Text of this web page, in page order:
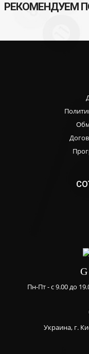
РЕКОМЕНДУЕМ
Пн-Пт - с 9.00 до
Украина, г.